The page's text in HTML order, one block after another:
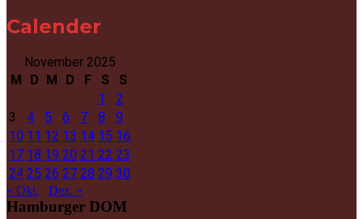
Calender
November 2025
M
D M D F S
S
1
2
3
4 5 6 7 8
9
10 11 12 13 14 15 16
17 18 19 20 21 22 23
24 25 26 27 28 29 30
« Okt. Dez. »
Hamburger DOM